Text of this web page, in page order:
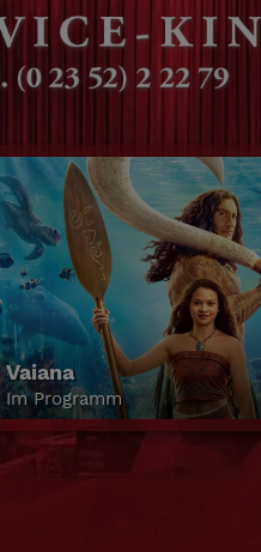
Vaiana
Im Programm